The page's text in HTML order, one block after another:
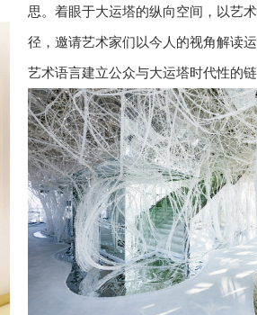
思。着眼于大运塔的纵向空间，以艺
径，邀请艺术家们以今人的视角解读
艺术语言建立公众与大运塔时代性的链